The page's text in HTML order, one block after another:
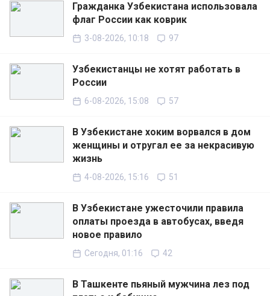
Гражданка Узбекистана использовала
флаг России как коврик
3-08-2026, 10:18 97
Узбекистанцы не хотят работать в
России
6-08-2026, 15:08 57
В Узбекистане хоким ворвался в дом
женщины и отругал ее за некрасивую
жизнь
4-08-2026, 15:16 51
В Узбекистане ужесточили правила
оплаты проезда в автобусах, введя
новое правило
Сегодня, 01:16 42
В Ташкенте пьяный мужчина лез под